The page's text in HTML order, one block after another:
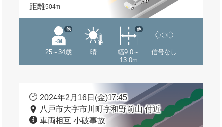
距離504m
25～34歳
他
晴
幅9.0～
13.0m
他
信号なし
2024年2月16日(金)17:45
八戸市大字市川町字和野前山 付近
車両相互 小破事故